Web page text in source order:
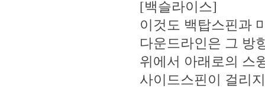
[백슬라이스]
이것도 백탑스핀과
다운드라인은 그 방
위에서 아래로의 스
사이드스핀이 걸리